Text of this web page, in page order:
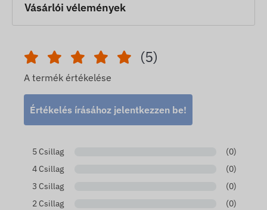
Vásárlói vélemények
(5)
A termék értékelése
Értékelés írásához jelentkezzen be!
5 Csillag
(0)
4 Csillag
(0)
3 Csillag
(0)
2 Csillag
(0)